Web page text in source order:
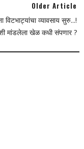
Older Article
विटभाट्यांचा व्यावसाय सुरु...!
मांडलेला खेळ कधी संपणार ?